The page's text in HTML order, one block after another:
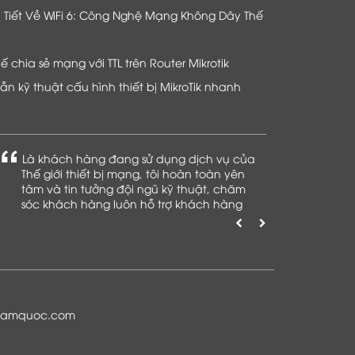
Tiết Về WiFi 6: Công Nghệ Mạng Không Dây Thế
chia sẻ mạng với TTL trên Router Mikrotik
kỹ thuật cấu hình thiết bị MikroTik nhanh
Là khách hàng đang sử dụng dịch vụ của
Thế giới thiết bị mạng, tôi hoàn toàn yên
tâm và tin tưởng đội ngũ kỹ thuật, chăm
sóc khách hàng luôn hỗ trợ khách hàng